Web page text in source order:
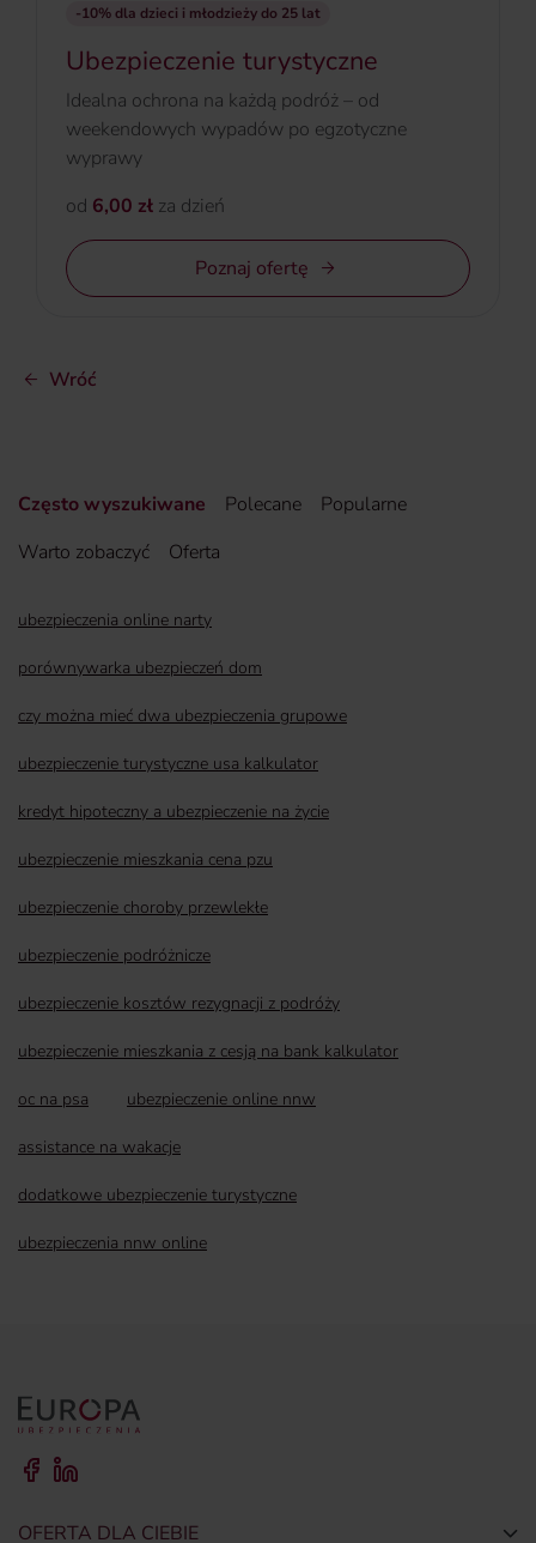
-10% dla dzieci i młodzieży do 25 lat
Ubezpieczenie turystyczne
Idealna ochrona na każdą podróż – od
weekendowych wypadów po egzotyczne
wyprawy
od 6,00 zł za dzień
Poznaj ofertę
Wróć
Często wyszukiwane Polecane
Popularne
Warto zobaczyć
Oferta
ubezpieczenia online narty
porównywarka ubezpieczeń dom
czy można mieć dwa ubezpieczenia grupowe
ubezpieczenie turystyczne usa kalkulator
kredyt hipoteczny a ubezpieczenie na życie
ubezpieczenie mieszkania cena pzu
ubezpieczenie choroby przewlekłe
ubezpieczenie podróżnicze
ubezpieczenie kosztów rezygnacji z podróży
ubezpieczenie mieszkania z cesją na bank kalkulator
oc na psa ubezpieczenie online nnw
assistance na wakacje
dodatkowe ubezpieczenie turystyczne
ubezpieczenia nnw online
OFERTA DLA CIEBIE